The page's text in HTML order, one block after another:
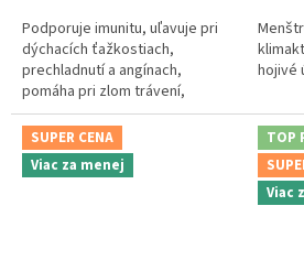
Podporuje imunitu, uľavuje pri
dýchacích ťažkostiach,
prechladnutí a angínach,
pomáha pri zlom trávení,
nevoľnosti a kŕčových žilách.
hojivé
SUPER CENA
Viac za menej
TOP
Viac